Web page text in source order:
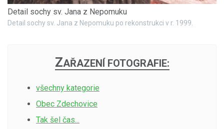
Detail sochy sv. Jana z Nepomuku
Detail sochy sv. Jana z Nepomuku po rekonstrukci v r. 1999.
ZAŘAZENÍ FOTOGRAFIE:
všechny kategorie
Obec Zdechovice
Tak šel čas...